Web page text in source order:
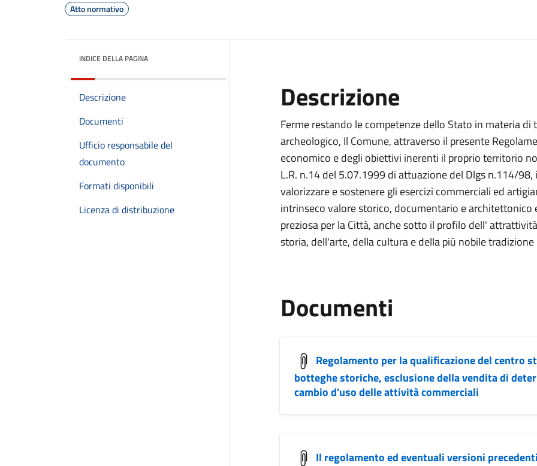
Atto normativo
INDICE DELLA PAGINA
Descrizione
Documenti
Ufficio responsabile del
documento
Formati disponibili
Licenza di distribuzione
Descrizione
Ferme restando le competenze dello Stato in materia
archeologico, Il Comune, attraverso il presente
economico e degli obiettivi inerenti il proprio territorio
L.R. n.14 del 5.07.1999 di attuazione del Dlgs n.114/
valorizzare e sostenere gli esercizi commerciali ed
intrinseco valore storico, documentario e
preziosa per la Città, anche sotto il profilo dell'
storia, dell'arte, della cultura e della più nobile
Documenti
Regolamento per la qualificazione del centro
botteghe storiche, esclusione della vendita di
cambio d'uso delle attività commerciali
Il regolamento ed eventuali versioni